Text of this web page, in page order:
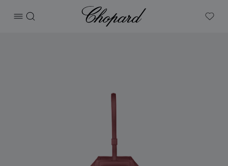
打开菜单
搜索
Chopard
My